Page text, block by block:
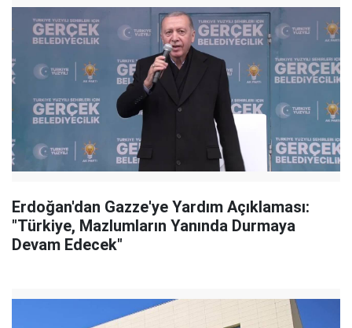
Erdoğan'dan Gazze'ye Yardım Açıklaması:
"Türkiye, Mazlumların Yanında Durmaya
Devam Edecek"